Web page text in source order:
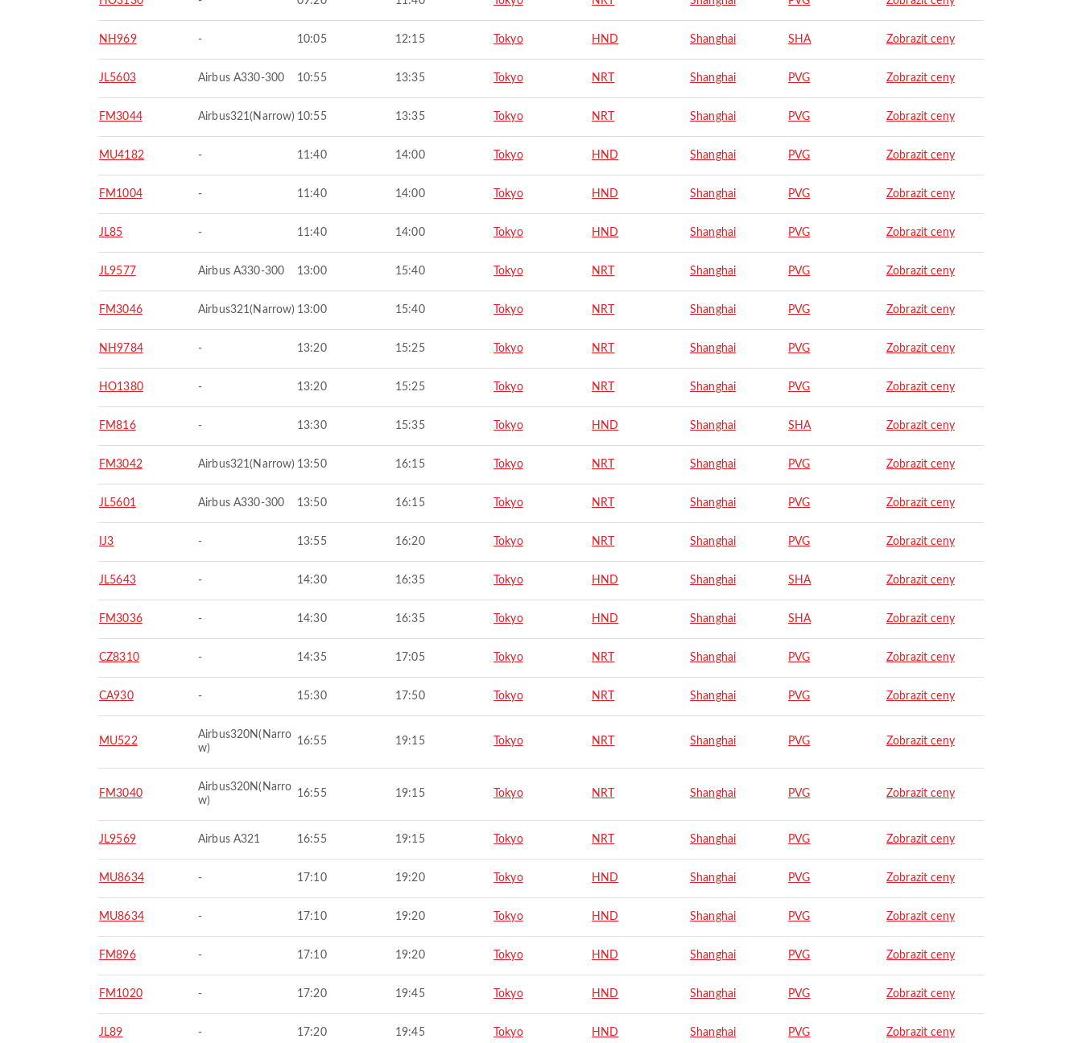
NH969 - 10:05 12:15 Tokyo HND Shanghai SHA Zobrazit ceny
JL5603 Airbus A330-300 10:55 13:35 Tokyo NRT Shanghai PVG Zobrazit ceny
FM3044 Airbus321(Narrow) 10:55 13:35 Tokyo NRT Shanghai PVG Zobrazit ceny
MU4182 - 11:40 14:00 Tokyo HND Shanghai PVG Zobrazit ceny
FM1004 - 11:40 14:00 Tokyo HND Shanghai PVG Zobrazit ceny
JL85 - 11:40 14:00 Tokyo HND Shanghai PVG Zobrazit ceny
JL9577 Airbus A330-300 13:00 15:40 Tokyo NRT Shanghai PVG Zobrazit ceny
FM3046 Airbus321(Narrow) 13:00 15:40 Tokyo NRT Shanghai PVG Zobrazit ceny
NH9784 - 13:20 15:25 Tokyo NRT Shanghai PVG Zobrazit ceny
HO1380 - 13:20 15:25 Tokyo NRT Shanghai PVG Zobrazit ceny
FM816 - 13:30 15:35 Tokyo HND Shanghai SHA Zobrazit ceny
FM3042 Airbus321(Narrow) 13:50 16:15 Tokyo NRT Shanghai PVG Zobrazit ceny
JL5601 Airbus A330-300 13:50 16:15 Tokyo NRT Shanghai PVG Zobrazit ceny
IJ3 - 13:55 16:20 Tokyo NRT Shanghai PVG Zobrazit ceny
JL5643 - 14:30 16:35 Tokyo HND Shanghai SHA Zobrazit ceny
FM3036 - 14:30 16:35 Tokyo HND Shanghai SHA Zobrazit ceny
CZ8310 - 14:35 17:05 Tokyo NRT Shanghai PVG Zobrazit ceny
CA930 - 15:30 17:50 Tokyo NRT Shanghai PVG Zobrazit ceny
MU522
Airbus320N(Narro
w)
16:55 19:15 Tokyo NRT Shanghai PVG Zobrazit ceny
FM3040
Airbus320N(Narro
w)
16:55 19:15 Tokyo NRT Shanghai PVG Zobrazit ceny
JL9569 Airbus A321 16:55 19:15 Tokyo NRT Shanghai PVG Zobrazit ceny
MU8634 - 17:10 19:20 Tokyo HND Shanghai PVG Zobrazit ceny
MU8634 - 17:10 19:20 Tokyo HND Shanghai PVG Zobrazit ceny
FM896 - 17:10 19:20 Tokyo HND Shanghai PVG Zobrazit ceny
FM1020 - 17:20 19:45 Tokyo HND Shanghai PVG Zobrazit ceny
JL89 - 17:20 19:45 Tokyo HND Shanghai PVG Zobrazit ceny